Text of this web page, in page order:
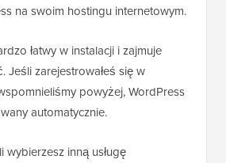
na swoim hostingu internetowym.
łatwy w instalacji i zajmuje
Jeśli zarejestrowałeś się w
powyżej, WordPress
automatycznie.
wybierzesz inną usługę